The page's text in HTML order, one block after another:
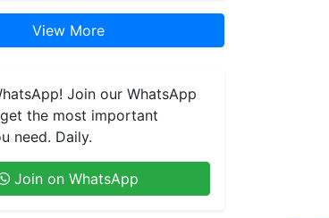
View More
Join our WhatsApp
the most important
need. Daily.
Join on WhatsApp